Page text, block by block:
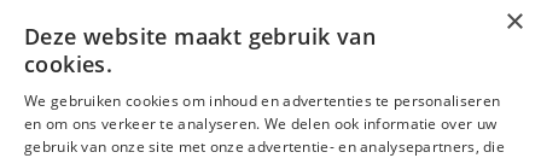
21 juli
LG-monitoren installeren reclamesoftware zonder melding
Meer kort nieuws
deLex
×
Deze website maakt gebruik van
cookies.
We gebruiken cookies om inhoud en advertenties te personaliseren
en om ons verkeer te analyseren. We delen ook informatie over uw
gebruik van onze site met onze advertentie- en analysepartners, die